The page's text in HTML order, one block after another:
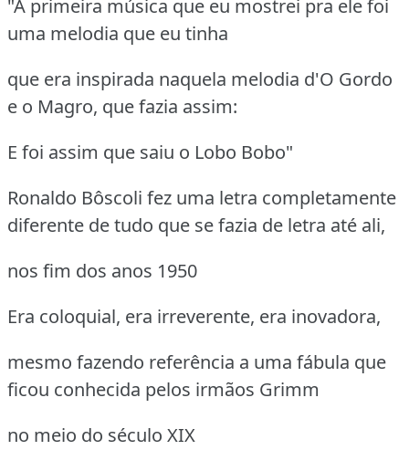
"A primeira música que eu mostrei pra ele foi
uma melodia que eu tinha
que era inspirada naquela melodia d'O Gordo
e o Magro, que fazia assim:
E foi assim que saiu o Lobo Bobo"
Ronaldo Bôscoli fez uma letra completamente
diferente de tudo que se fazia de letra até ali,
nos fim dos anos 1950
Era coloquial, era irreverente, era inovadora,
mesmo fazendo referência a uma fábula que
ficou conhecida pelos irmãos Grimm
no meio do século XIX